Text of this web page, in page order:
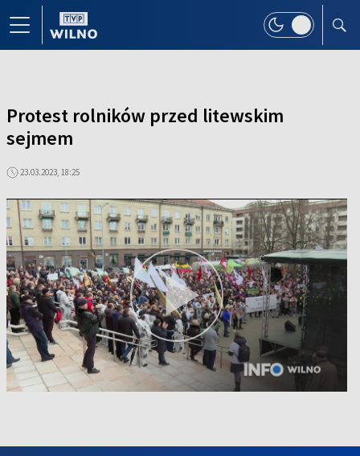
Protest rolników przed litewskim
sejmem
23.03.2023, 18:25